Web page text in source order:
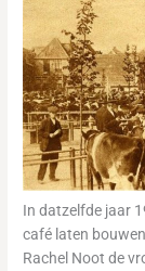
In datzelfde jaar
café laten
Rachel Noot de